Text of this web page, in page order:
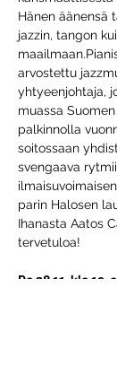
Hänen äänensä
jazzin, tangon
arvostettu
yhtyeenjohtaja,
muassa
palkinnolla
soitossaan
svengaava
parin Halosen
Ihanasta Aatos
tervetuloa!
Pe 28.11. klo 19,